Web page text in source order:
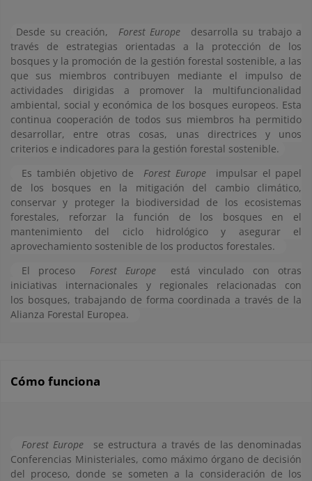
Desde su creación, Forest Europe
desarrolla su trabajo a
través de estrategias orientadas a la protección de los
bosques y la promoción de la gestión forestal sostenible, a las
que sus miembros contribuyen mediante el impulso de
actividades dirigidas a promover la multifuncionalidad
ambiental, social y económica de los bosques europeos. Esta
continua cooperación de todos sus miembros ha permitido
desarrollar, entre otras cosas, unas directrices y unos
criterios e indicadores para la gestión forestal sostenible.
Es también objetivo de
Forest Europe
impulsar el papel
de los bosques en la mitigación del cambio climático,
conservar y proteger la biodiversidad de los ecosistemas
forestales, reforzar la función de los bosques en el
mantenimiento del ciclo hidrológico y asegurar el
aprovechamiento sostenible de los productos forestales.
El proceso
Forest Europe
está vinculado con otras
iniciativas internacionales y regionales relacionadas con
los bosques, trabajando de forma coordinada a través de la
Alianza Forestal Europea.
Cómo funciona
Forest Europe
se estructura a través de las denominadas
Conferencias Ministeriales, como máximo órgano de decisión
del proceso, donde se someten a la consideración de los